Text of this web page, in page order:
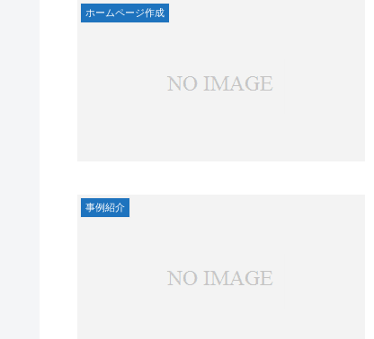
ホームページ作成
事例紹介